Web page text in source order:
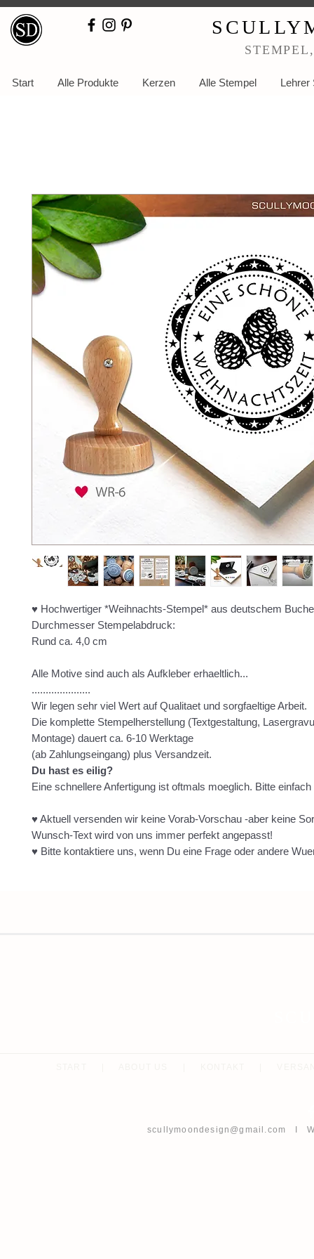
Start Alle Produkte Kerzen Alle Stempel Lehrer
♥ Hochwertiger *Weihnachts-Stempel* aus deutschem
Durchmesser Stempelabdruck:
Rund ca. 4,0 cm
Alle Motive sind auch als Aufkleber erhaeltlich...
.....................
Wir legen sehr viel Wert auf Qualitaet und sorgfaeltige Arbeit.
Die komplette Stempelherstellung (Textgestaltung,
Montage) dauert ca. 6-10 Werktage
(ab Zahlungseingang) plus Versandzeit.
Du hast es eilig?
Eine schnellere Anfertigung ist oftmals moeglich. Bitte
♥ Aktuell versenden wir keine Vorab-Vorschau -aber keine
Wunsch-Text wird von uns immer perfekt angepasst!
♥ Bitte kontaktiere uns, wenn Du eine Frage oder andere
scullymoondesign@gmail.com I